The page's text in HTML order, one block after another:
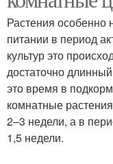
удобрения
Растения особенно
питании в период
культур это
достаточно
это время в
комнатные
2–3 недели, а в
1,5 недели.